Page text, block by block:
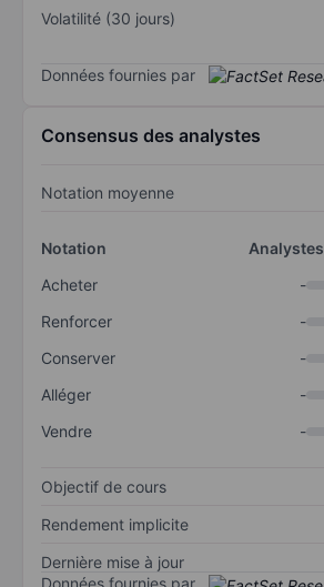
Volatilité (30 jours)
Données fournies par
Consensus des analystes
Notation moyenne
Notation
Analystes
Acheter
-
Renforcer
-
Conserver
-
Alléger
-
Vendre
-
Objectif de cours
Rendement implicite
Dernière mise à jour